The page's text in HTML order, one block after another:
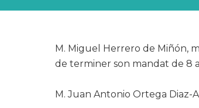
M. Miguel Herrero de Miñón,
de terminer son mandat de 8
M. Juan Antonio Ortega Diaz-